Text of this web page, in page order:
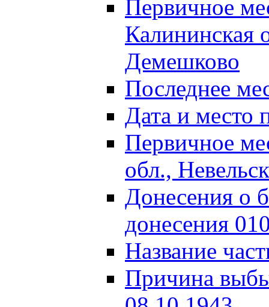
Первичное
Калининская
Демешково
Последнее
Дата и место
Первичное
обл.,
Донесения о
донесения
Название
Причина